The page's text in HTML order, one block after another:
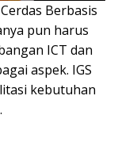
Berbasis
pun harus
ICT dan
aspek. IGS
kebutuhan